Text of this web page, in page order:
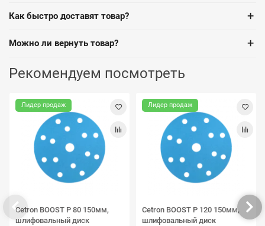
Как быстро доставят товар? +
Можно ли вернуть товар? +
Рекомендуем посмотреть
Лидер продаж
Cetron BOOST P 80 150мм,
шлифовальный диск
Лидер продаж
Cetron BOOST P 120 150мм,
шлифовальный диск